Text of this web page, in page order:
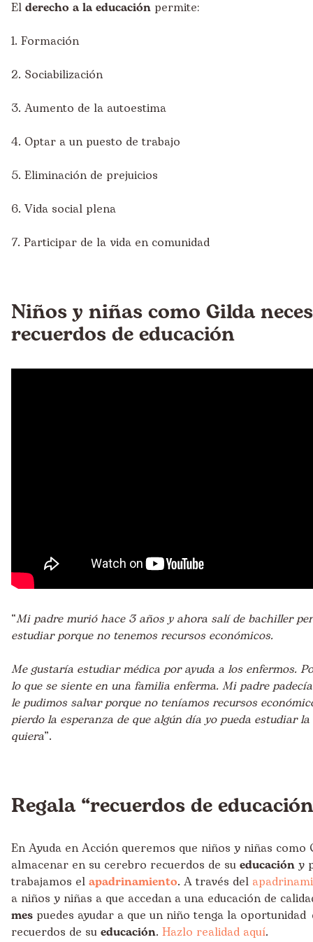
El derecho a la educación permite:
1. Formación
2. Sociabilización
3. Aumento de la autoestima
4. Optar a un puesto de trabajo
5. Eliminación de prejuicios
6. Vida social plena
7. Participar de la vida en comunidad
Niños y niñas como Gilda
recuerdos de educación
“Mi padre murió hace 3 años y ahora salí de bachiller
estudiar porque no tenemos recursos económicos.
Me gustaría estudiar médica por ayuda a los enfermos.
lo que se siente en una familia enferma. Mi padre
le pudimos salvar porque no teníamos recursos
pierdo la esperanza de que algún día yo pueda estudiar
quiera”.
Regala “recuerdos de
En Ayuda en Acción queremos que niños y niñas como
almacenar en su cerebro recuerdos de su educación y
trabajamos el apadrinamiento. A través del
a niños y niñas a que accedan a una educación de
mes puedes ayudar a que un niño tenga la oportunidad
recuerdos de su educación. Hazlo realidad aquí.